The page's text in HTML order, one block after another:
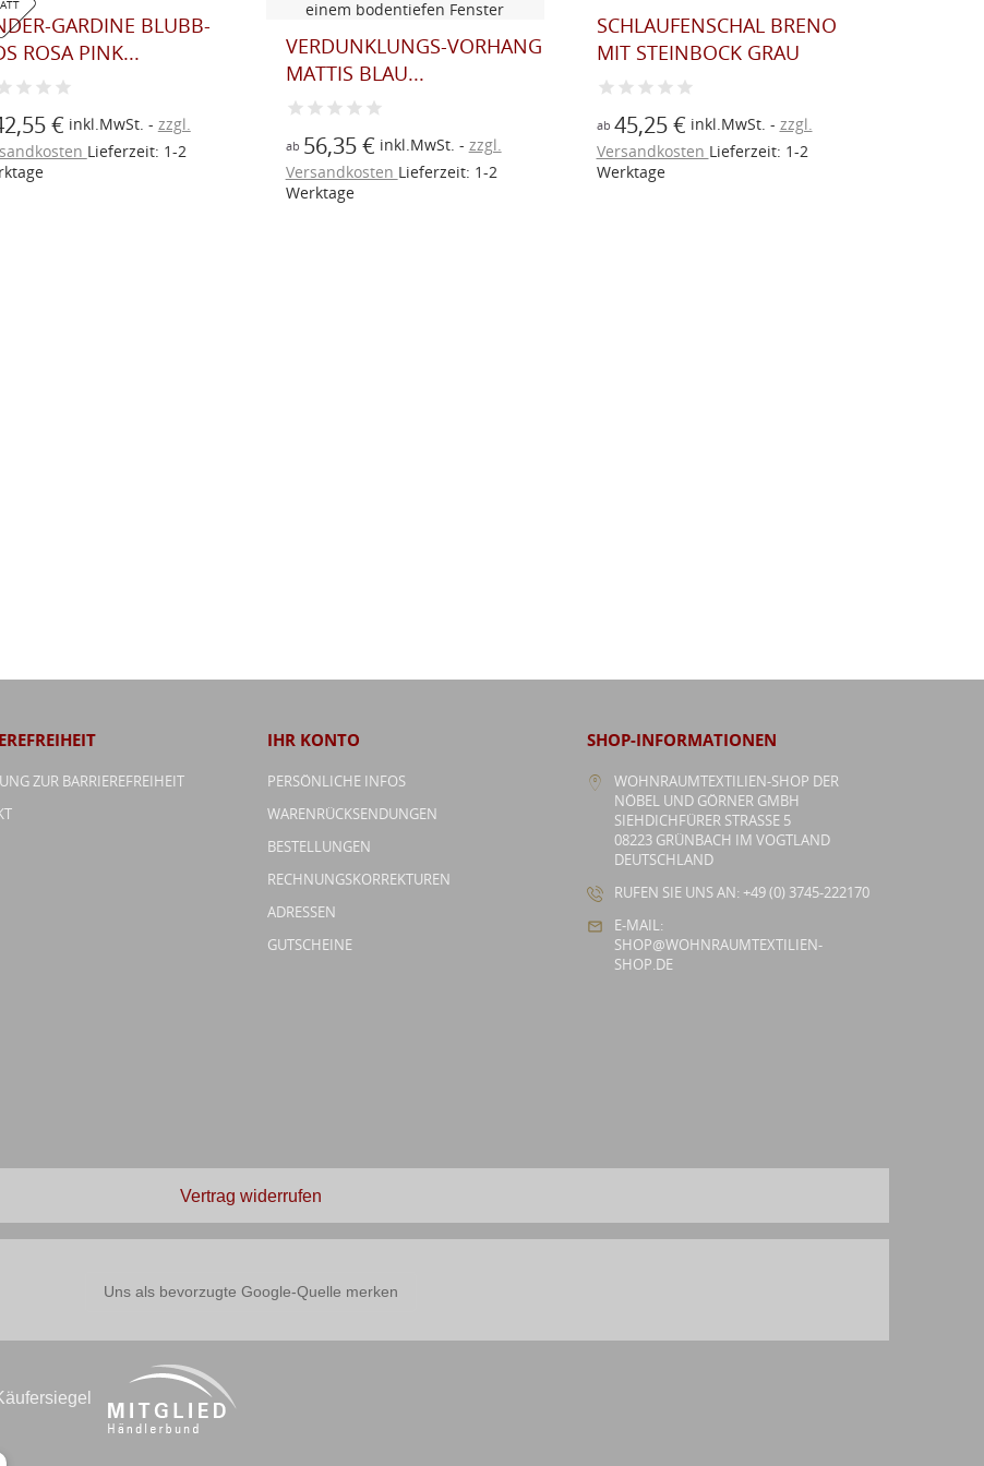
GARDINE BLUBB-
ROSA PINK...
€ inkl.MwSt.
zzgl.
Lieferzeit: 1-2
VERDUNKLUNGS-VORHANG
MATTIS BLAU...
ab 56,35 € inkl.MwSt.
zzgl.
Versandkosten Lieferzeit: 1-2
Werktage
SCHLAUFENSCHAL BRENO
MIT STEINBOCK GRAU
ab 45,25 € inkl.MwSt.
zzgl.
Versandkosten Lieferzeit: 1-2
Werktage
ZUR BARRIEREFREIHEIT
IHR KONTO
PERSÖNLICHE INFOS
WARENRÜCKSENDUNGEN
BESTELLUNGEN
RECHNUNGSKORREKTUREN
ADRESSEN
GUTSCHEINE
SHOP-INFORMATIONEN
WOHNRAUMTEXTILIEN-SHOP DER
NÖBEL UND GÖRNER GMBH
SIEHDICHFÜRER STRASSE 5
08223 GRÜNBACH IM VOGTLAND
DEUTSCHLAND
RUFEN SIE UNS AN: +49 (0) 3745-222170
E-MAIL:
SHOP@WOHNRAUMTEXTILIEN-
SHOP.DE
Vertrag widerrufen
Uns als bevorzugte Google-Quelle merken